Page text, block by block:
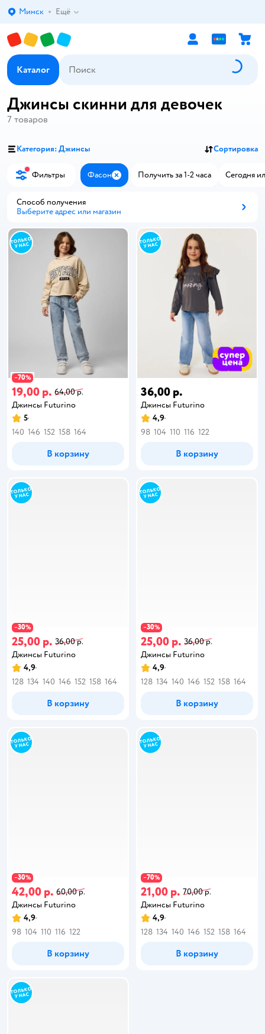
Выбор адреса доставки.
Минск Ещё
Каталог
Джинсы скинни для девочек
7 товаров
Категория: Джинсы Сортировка
Фильтры Фасон ЗакрытьПолучить за 1-2 часа Сегодня
Способ получения
Выберите адрес или магазин
−70%
19,00 р. 64,00 р.
Джинсы Futurino
5
140 146 152 158 164
В корзину
36,00 р.
Джинсы Futurino
4,9
98 104 110 116 122
В корзину
−30%
25,00 р. 36,00 р.
Джинсы Futurino
4,9
128 134 140 146 152 158 164
В корзину
−30%
25,00 р. 36,00 р.
Джинсы Futurino
4,9
128 134 140 146 152 158 164
В корзину
−30%
42,00 р. 60,00 р.
Джинсы Futurino
4,9
98 104 110 116 122
В корзину
−70%
21,00 р. 70,00 р.
Джинсы Futurino
4,9
128 134 140 146 152 158 164
В корзину